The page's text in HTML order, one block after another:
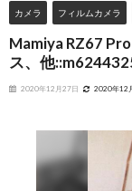
カメラ フィルムカメラ
Mamiya RZ67
ス、他
2020年12月27日 2020年12